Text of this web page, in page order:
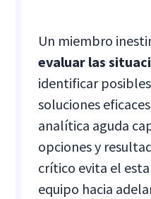
Un miembro
evaluar las
identificar
soluciones
analítica aguda
opciones y
crítico evita el
equipo hacia